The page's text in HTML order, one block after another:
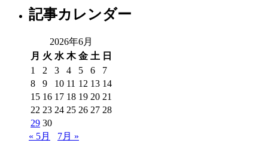
記事カレンダー
2026年6月
月 火 水 木 金 土 日
1
2 3 4 5 6
7
8
9 10 11 12 13 14
15 16 17 18 19 20 21
22 23 24 25 26 27 28
29 30
« 5月
7月 »